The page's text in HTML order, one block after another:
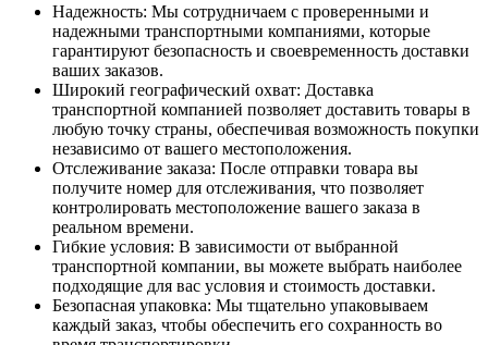
Надежность: Мы сотрудничаем с проверенными и
надежными транспортными компаниями, которые
гарантируют безопасность и своевременность доставки
ваших заказов.
Широкий географический охват: Доставка
транспортной компанией позволяет доставить товары в
любую точку страны, обеспечивая возможность покупки
независимо от вашего местоположения.
Отслеживание заказа: После отправки товара вы
получите номер для отслеживания, что позволяет
контролировать местоположение вашего заказа в
реальном времени.
Гибкие условия: В зависимости от выбранной
транспортной компании, вы можете выбрать наиболее
подходящие для вас условия и стоимость доставки.
Безопасная упаковка: Мы тщательно упаковываем
каждый заказ, чтобы обеспечить его сохранность во